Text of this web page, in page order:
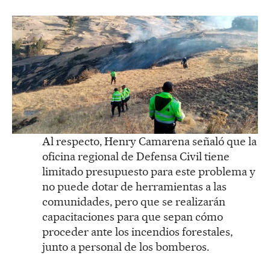
Al respecto, Henry Camarena señaló que la
oficina regional de Defensa Civil tiene
limitado presupuesto para este problema y
no puede dotar de herramientas a las
comunidades, pero que se realizarán
capacitaciones para que sepan cómo
proceder ante los incendios forestales,
junto a personal de los bomberos.